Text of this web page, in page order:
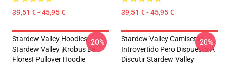
39,51 € - 45,95 € 39,51 € - 45,95 €
Stardew Valley Hoodies -
Stardew Valley ¡Krobus De
Flores! Pullover Hoodie
-20%
Stardew Valley Camisetas -
Introvertido Pero Dispuesto A
Discutir Stardew Valley
-20%